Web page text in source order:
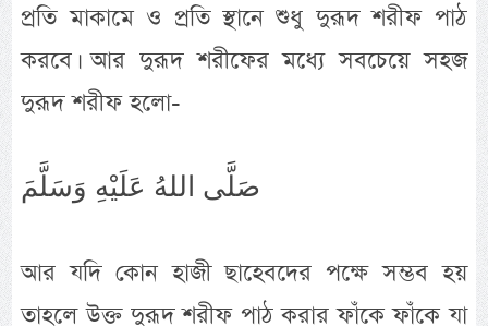
প্রতি মাকামে ও প্রতি স্থানে শুধু দুরূদ শরীফ পাঠ
করবে। আর দুরূদ শরীফের মধ্যে সবচেয়ে সহজ
দুরূদ শরীফ হলো-
صَلَّى اللهُ عَلَيْهِ وَسَلَّمَ
আর যদি কোন হাজী ছাহেবদের পক্ষে সম্ভব হয়
তাহলে উক্ত দুরূদ শরীফ পাঠ করার ফাঁকে ফাঁকে যা